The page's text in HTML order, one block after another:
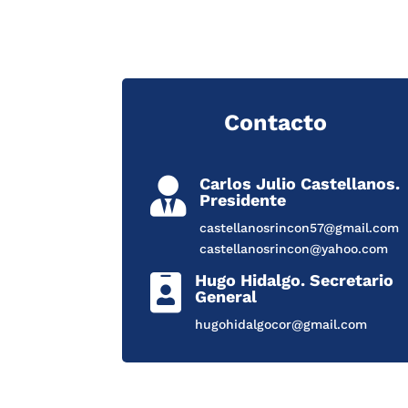
Contacto

Carlos Julio Castellanos.
Presidente
castellanosrincon57@gmail.com
castellanosrincon@yahoo.com

Hugo Hidalgo. Secretario
General
hugohidalgocor@gmail.com